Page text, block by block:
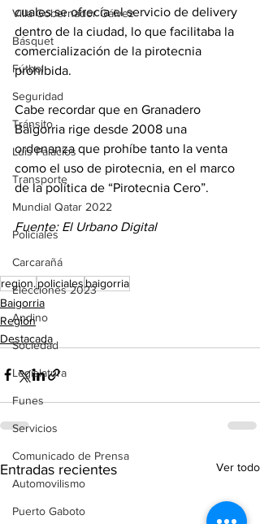
Villa Gobernador Gálvez
Básquet
Fútbol
Seguridad
Tránsito
Luis Palacios
Transporte
Mundial Qatar 2022
Policiales
Carcarañá
Elecciones 2023
Andino
Sociedad
Legislatura
Funes
Servicios
Comunicado de Prensa
Automovilismo
Puerto Gaboto
cuales se ofrecía el servicio de delivery
dentro de la ciudad, lo que facilitaba la
comercialización de la pirotecnia
prohibida.
Cabe recordar que en Granadero
Baigorria rige desde 2008 una
ordenanza que prohíbe tanto la venta
como el uso de pirotecnia, en el marco
de la política de “Pirotecnia Cero”.
Fuente: El Urbano Digital
region. policialesbaigorria
Baigorria
Región
Destacada
Entradas recientes Ver todo